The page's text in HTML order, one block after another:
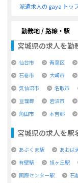
派遣求人の gaya トッ
勤務地 / 路線・駅
宮城県の求人を勤
仙台市 青葉区
石巻市
大崎市
気仙沼市
名取市
亘理郡
岩沼市
角田市
本吉郡
宮城県の求人を駅
あぶくま駅 あおば
有壁駅
旭ヶ丘駅
国際センター駅
石